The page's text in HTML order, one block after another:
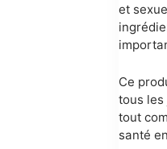
et
Ce
tous les
tout
santé